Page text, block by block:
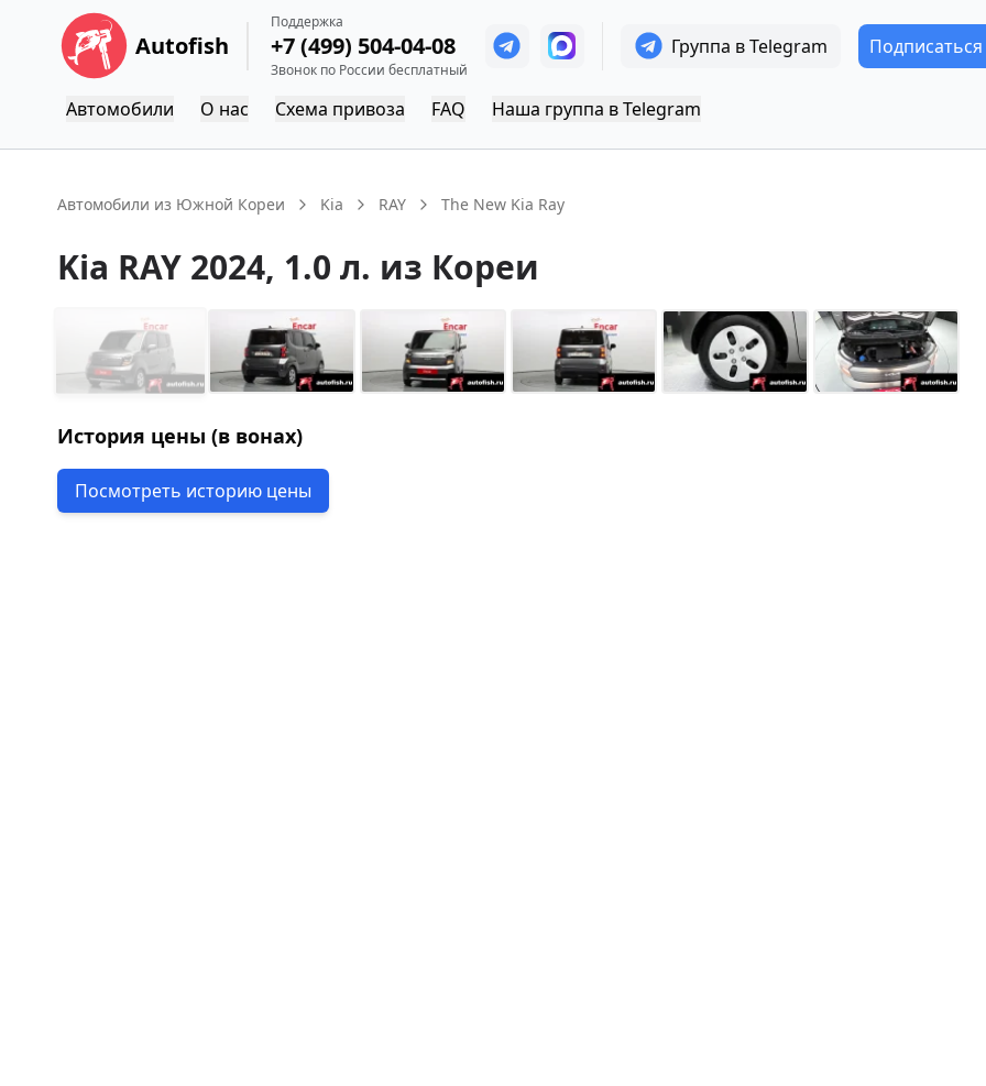
Autofish
Поддержка
+7 (499) 504-04-08
Звонок по России бесплатный
Группа в Telegram
Автомобили О нас Схема привоза FAQ Наша группа в Telegram
Автомобили из Южной Кореи Kia RAY The New Kia Ray
Kia RAY 2024, 1.0 л. из Кореи
История цены (в вонах)
Посмотреть историю цены